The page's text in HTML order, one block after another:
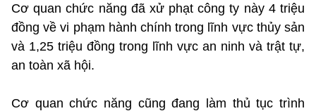
Cơ quan chức năng đã xử phạt công ty này 4 triệu
đồng về vi phạm hành chính trong lĩnh vực thủy sản
và 1,25 triệu đồng trong lĩnh vực an ninh và trật tự,
an toàn xã hội.
Cơ quan chức năng cũng đang làm thủ tục trình